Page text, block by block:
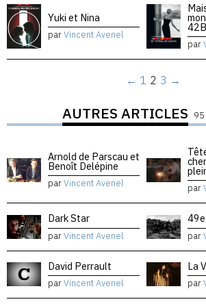
Yuki et Nina
parVincent Avenel
par
← 1 2 3 →
AUTRES ARTICLES
Arnold de Parscau et
Benoît Delépine
parVincent Avenel par
Dark Star
parVincent Avenel par
David Perrault
parVincent Avenel
La
par